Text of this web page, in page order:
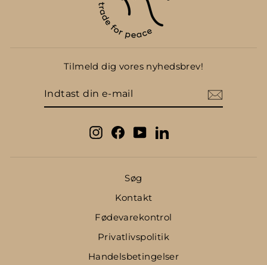
Tilmeld dig vores nyhedsbrev!
InstagramFacebook
YouTube
Søg
Kontakt
Fødevarekontrol
Privatlivspolitik
Handelsbetingelser